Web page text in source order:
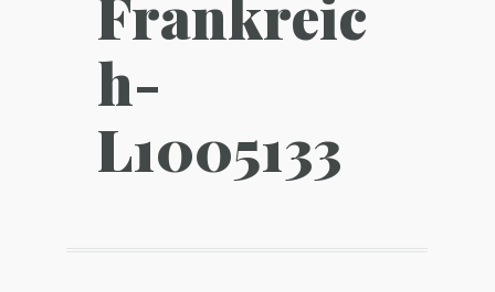
Frankreic
h-
L1005133